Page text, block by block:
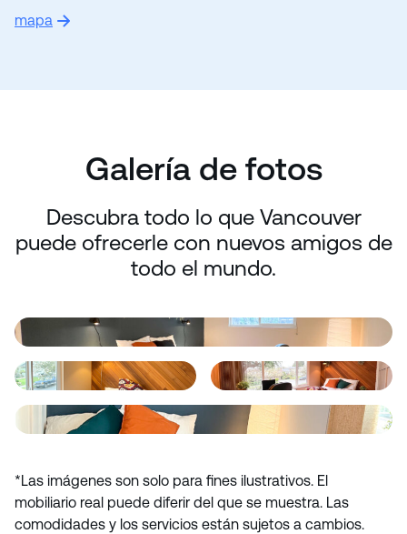
mapa
Galería de fotos
Descubra todo lo que Vancouver
puede ofrecerle con nuevos amigos de
todo el mundo.
*Las imágenes son solo para fines ilustrativos. El
mobiliario real puede diferir del que se muestra. Las
comodidades y los servicios están sujetos a cambios.